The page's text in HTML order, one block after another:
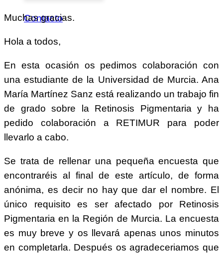
Contacto
Muchas gracias.
Hola a todos,
En esta ocasión os pedimos colaboración con
una estudiante de la Universidad de Murcia. Ana
María Martínez Sanz está realizando un trabajo fin
de grado sobre la Retinosis Pigmentaria y ha
pedido colaboración a RETIMUR para poder
llevarlo a cabo.
Se trata de rellenar una pequeña encuesta que
encontraréis al final de este artículo, de forma
anónima, es decir no hay que dar el nombre. El
único requisito es ser afectado por Retinosis
Pigmentaria en la Región de Murcia. La encuesta
es muy breve y os llevará apenas unos minutos
en completarla. Después os agradeceriamos que